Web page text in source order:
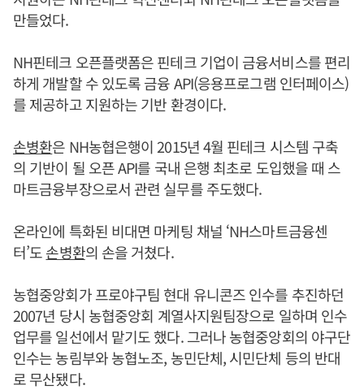
만들었다.
NH핀테크 오픈플랫폼은 핀테크 기업이 금융서비스를 편리
하게 개발할 수 있도록 금융 API(응용프로그램 인터페이스)
를 제공하고 지원하는 기반 환경이다.
손병환은 NH농협은행이 2015년 4월 핀테크 시스템 구축
의 기반이 될 오픈 API를 국내 은행 최초로 도입했을 때 스
마트금융부장으로서 관련 실무를 주도했다.
온라인에 특화된 비대면 마케팅 채널 ‘NH스마트금융센
터’도손병환의 손을 거쳤다.
농협중앙회가 프로야구팀 현대 유니콘즈 인수를 추진하던
2007년 당시 농협중앙회 계열사지원팀장으로 일하며 인수
업무를 일선에서 맡기도 했다. 그러나 농협중앙회의 야구단
인수는 농림부와 농협노조, 농민단체, 시민단체 등의 반대
로 무산됐다.